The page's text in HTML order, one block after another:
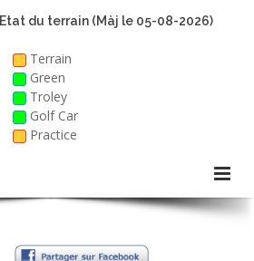
Etat du terrain (Màj le 05-08-2026)
Terrain
Green
Troley
Golf Car
Practice